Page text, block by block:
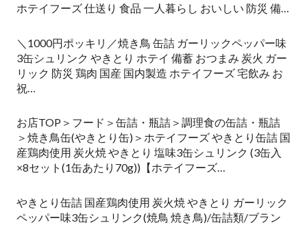
ホテイフーズ 仕送り 食品 一人暮らし おいしい 防災 備…
＼1000円ポッキリ／焼き鳥 缶詰 ガーリックペッパー味
3缶シュリンク やきとり ホテイ 備蓄 おつまみ 炭火 ガー
リック 防災 鶏肉 国産 国内製造 ホテイフーズ 宅飲み お
祝…
お店TOP＞フード＞缶詰・瓶詰＞調理食の缶詰・瓶詰
＞焼き鳥缶(やきとり缶)＞ホテイフーズ やきとり缶詰 国
産鶏肉使用 炭火焼 やきとり 塩味3缶シュリンク (3缶入
×8セット(1缶あたり70g))【ホテイフーズ…
やきとり缶詰 国産鶏肉使用 炭火焼 やきとり ガーリック
ペッパー味3缶シュリンク(焼鳥 焼き鳥)/缶詰類/ブラン